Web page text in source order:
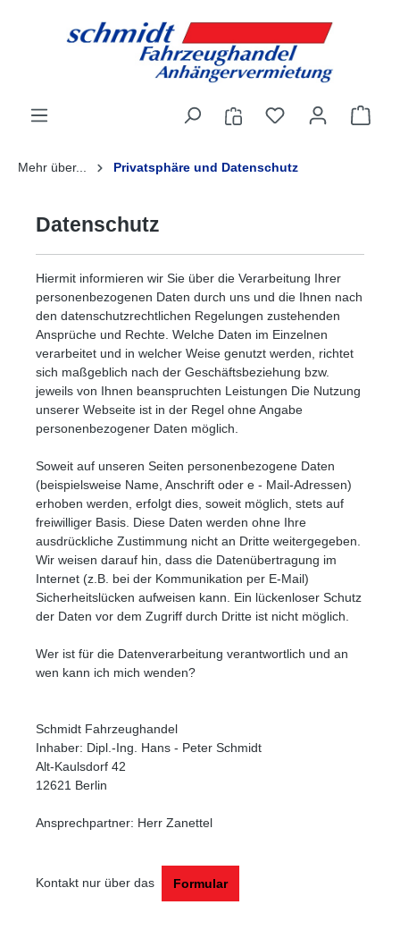
Mehr über... Privatsphäre und Datenschutz
Datenschutz
Hiermit informieren wir Sie über die Verarbeitung Ihrer
personenbezogenen Daten durch uns und die Ihnen nach
den datenschutzrechtlichen Regelungen zustehenden
Ansprüche und Rechte. Welche Daten im Einzelnen
verarbeitet und in welcher Weise genutzt werden, richtet
sich maßgeblich nach der Geschäftsbeziehung bzw.
jeweils von Ihnen beanspruchten Leistungen Die Nutzung
unserer Webseite ist in der Regel ohne Angabe
personenbezogener Daten möglich.
Soweit auf unseren Seiten personenbezogene Daten
(beispielsweise Name, Anschrift oder e - Mail-Adressen)
erhoben werden, erfolgt dies, soweit möglich, stets auf
freiwilliger Basis. Diese Daten werden ohne Ihre
ausdrückliche Zustimmung nicht an Dritte weitergegeben.
Wir weisen darauf hin, dass die Datenübertragung im
Internet (z.B. bei der Kommunikation per E-Mail)
Sicherheitslücken aufweisen kann. Ein lückenloser Schutz
der Daten vor dem Zugriff durch Dritte ist nicht möglich.
Wer ist für die Datenverarbeitung verantwortlich und an
wen kann ich mich wenden?
Schmidt Fahrzeughandel
Inhaber: Dipl.-Ing. Hans - Peter Schmidt
Alt-Kaulsdorf 42
12621 Berlin
Ansprechpartner: Herr Zanettel
Kontakt nur über das Formular